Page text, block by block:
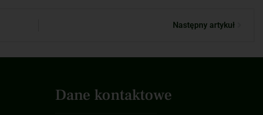
Następny artykuł
Dane kontaktowe